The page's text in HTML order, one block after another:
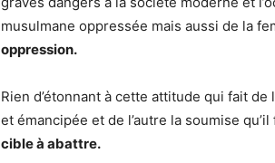
musulmane oppressée mais aussi de la
oppression.
Rien d’étonnant à cette attitude qui fait
et émancipée et de l’autre la soumise
cible à abattre.